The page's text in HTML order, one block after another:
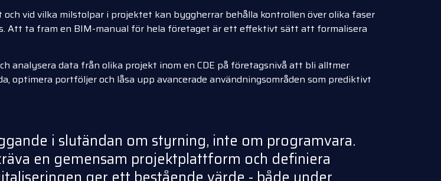
vid vilka milstolpar i projektet kan byggherrar behålla kontrollen över olika faser
ta fram en BIM-manual för hela företaget är ett effektivt sätt att formalisera
analysera data från olika projekt inom en CDE på företagsnivå att bli alltmer
portföljer och låsa upp avancerade användningsområden som prediktivt
i slutändan om styrning, inte om programvara.
en gemensam projektplattform och definiera